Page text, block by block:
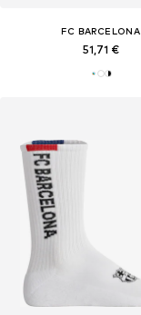
FC BARCELONA
51,71 €